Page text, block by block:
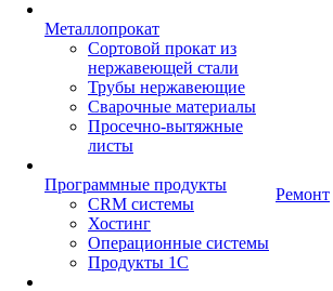
Металлопрокат
Сортовой прокат из
нержавеющей стали
Трубы нержавеющие
Сварочные материалы
Просечно-вытяжные
листы
Программные продукты
CRM системы
Хостинг
Операционные системы
Продукты 1С
Ремонт